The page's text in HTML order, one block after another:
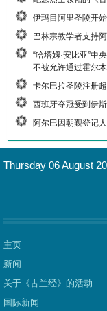
伊玛目阿里圣陵开
巴林宗教学者支持
“哈塔姆·安比亚”中
不被允许通过霍尔
卡尔巴拉圣陵注册
西班牙夺冠受到伊
阿尔巴因朝觐登记
Thursday 06 August
主页
新闻
关于《古兰经》的活动
国际新闻